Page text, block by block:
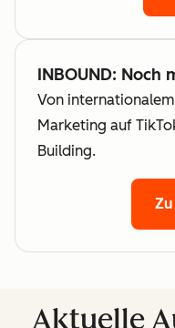
INBOUND: Noch
Von
Marketing auf
Building.
Aktuelle